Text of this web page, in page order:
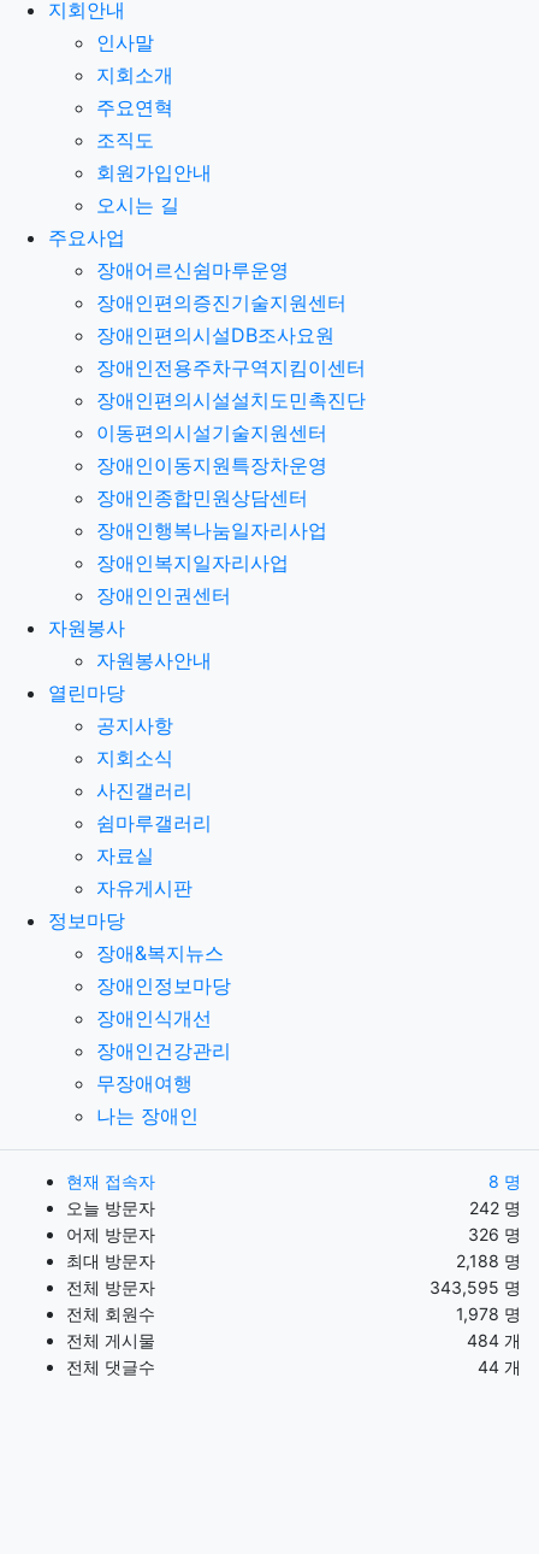
지회안내
인사말
지회소개
주요연혁
조직도
회원가입안내
오시는 길
주요사업
장애어르신쉼마루운영
장애인편의증진기술지원센터
장애인편의시설DB조사요원
장애인전용주차구역지킴이센터
장애인편의시설설치도민촉진단
이동편의시설기술지원센터
장애인이동지원특장차운영
장애인종합민원상담센터
장애인행복나눔일자리사업
장애인복지일자리사업
장애인인권센터
자원봉사
자원봉사안내
열린마당
공지사항
지회소식
사진갤러리
쉼마루갤러리
자료실
자유게시판
정보마당
장애&복지뉴스
장애인정보마당
장애인식개선
장애인건강관리
무장애여행
나는 장애인
현재 접속자
8 명
오늘 방문자
242 명
어제 방문자
326 명
최대 방문자
2,188 명
전체 방문자
343,595 명
전체 회원수
1,978 명
전체 게시물
484 개
전체 댓글수
44 개